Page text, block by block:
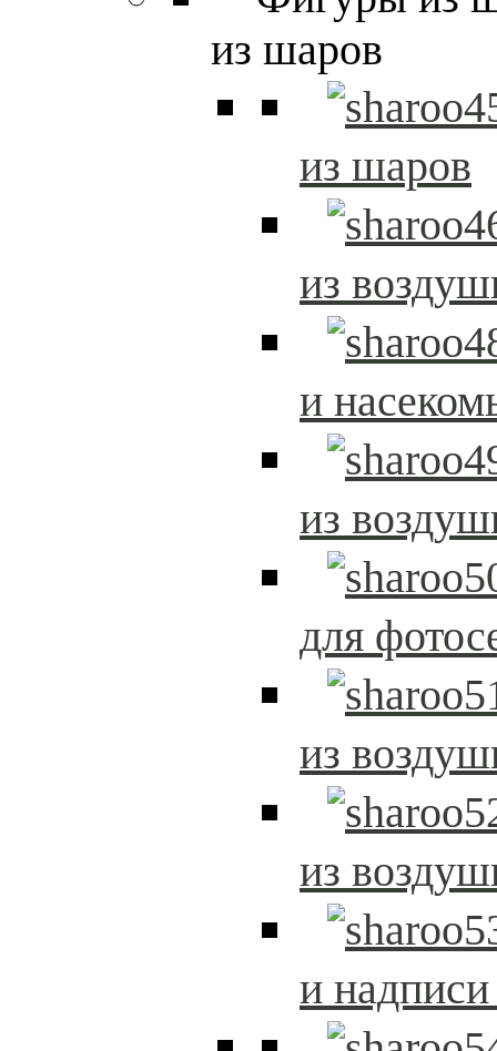
из шаров
из шаров
из
и
из
для
из
из
и